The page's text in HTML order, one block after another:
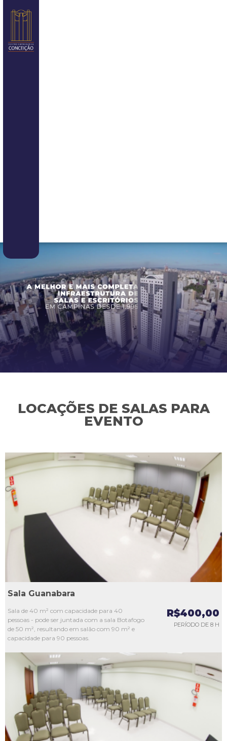
LOCAÇÕES DE SALAS PARA
EVENTO
L4
L5
Sala Guanabara
Sala de 40 m² com capacidade para 40
pessoas - pode ser juntada com a sala Botafogo
de 50 m², resultando em salão com 90 m² e
capacidade para 90 pessoas.
R$400,00
PERÍODO DE 8 H
L1
L2
L3
L4